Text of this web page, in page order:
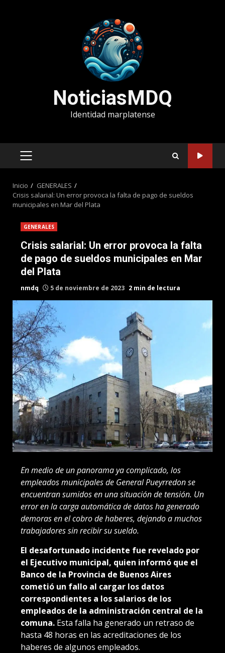
NoticiasMDQ
Identidad marplatense
MENÚ
Inicio
GENERALES
Crisis salarial: Un error provoca la falta de pago de sueldos
municipales en Mar del Plata
GENERALES
Crisis salarial: Un error provoca la falta
de pago de sueldos municipales en Mar
del Plata
nmdq 5 de noviembre de 2023 2 min de lectura
En medio de un panorama ya complicado, los
empleados municipales de General Pueyrredon se
encuentran sumidos en una situación de tensión. Un
error en la carga automática de datos ha generado
demoras en el cobro de haberes, dejando a muchos
trabajadores sin recibir su sueldo.
El desafortunado incidente fue revelado por
el Ejecutivo municipal, quien informó que el
Banco de la Provincia de Buenos Aires
cometió un fallo al cargar los datos
correspondientes a los salarios de los
empleados de la administración central de la
comuna. Esta falla ha generado un retraso de
hasta 48 horas en las acreditaciones de los
haberes de algunos empleados.